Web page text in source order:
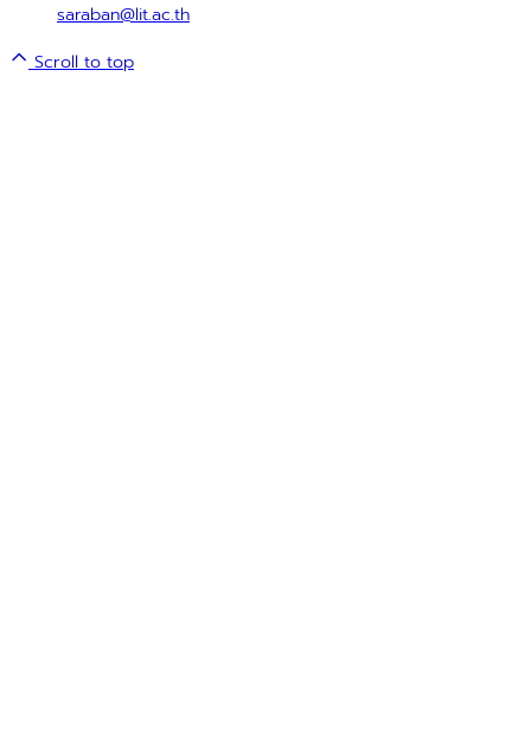
saraban@lit.ac.th
Scroll to top